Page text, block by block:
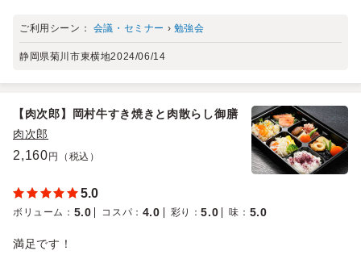
ご利用シーン： 会議・セミナー › 勉強会
静岡県菊川市東横地2024/06/14
【肉次郎】岡村牛すき焼きと肉散らし御膳
肉次郎
2,160円（税込）
5.0
ボリューム ： 5.0 コスパ ： 4.0 彩り ：5.0 味 ： 5.0
満足です！